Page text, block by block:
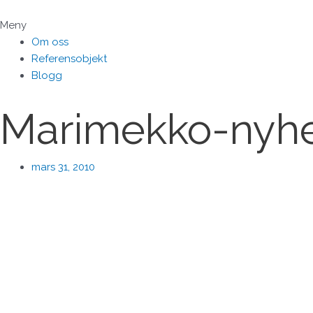
till
innehåll
Meny
Om oss
Referensobjekt
Blogg
Marimekko-
mars 31, 2010